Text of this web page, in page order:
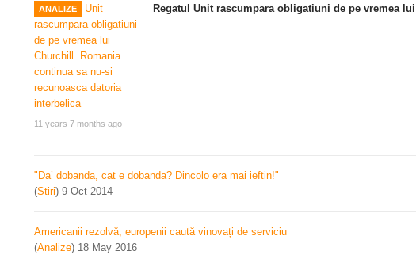
ANALIZE
11 years 7 months ago
Regatul Unit rascumpara obligatiuni de pe vremea
"Da’ dobanda, cat e dobanda? Dincolo era mai ieftin!"
(Stiri) 9 Oct 2014
Americanii rezolvă, europenii caută vinovați de serviciu
(Analize) 18 May 2016